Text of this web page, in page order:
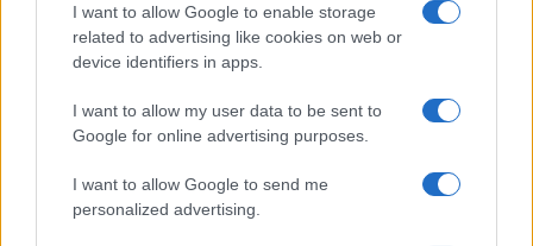
I want to allow Google to enable storage
related to advertising like cookies on web or
device identifiers in apps.
I want to allow my user data to be sent to
Google for online advertising purposes.
I want to allow Google to send me
personalized advertising.
l’Ungheria in rimonta e vola ai quarti
Ilaria Mauri · 6 Ago 2026
BASKET